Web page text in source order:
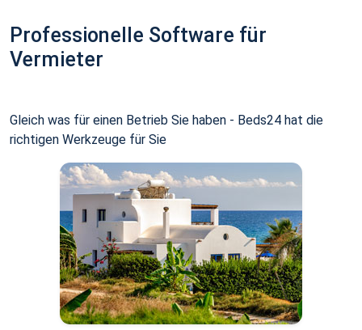
Professionelle Software für
Vermieter
Gleich was für einen Betrieb Sie haben - Beds24 hat die
richtigen Werkzeuge für Sie